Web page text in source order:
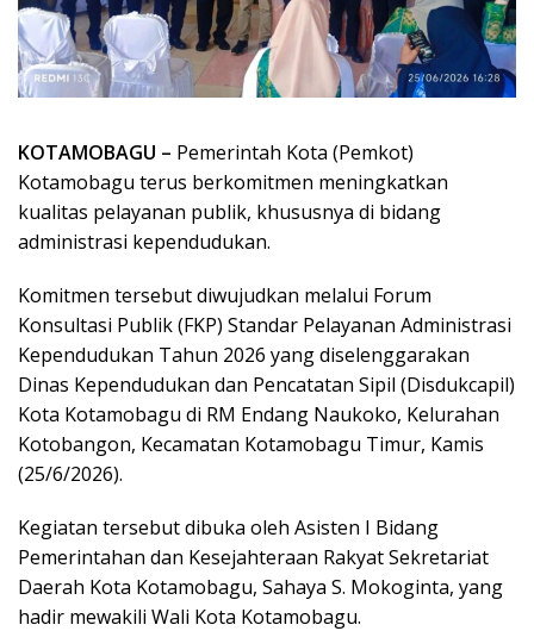
KOTAMOBAGU – Pemerintah Kota (Pemkot)
Kotamobagu terus berkomitmen meningkatkan
kualitas pelayanan publik, khususnya di bidang
administrasi kependudukan.
Komitmen tersebut diwujudkan melalui Forum
Konsultasi Publik (FKP) Standar Pelayanan Administrasi
Kependudukan Tahun 2026 yang diselenggarakan
Dinas Kependudukan dan Pencatatan Sipil (Disdukcapil)
Kota Kotamobagu di RM Endang Naukoko, Kelurahan
Kotobangon, Kecamatan Kotamobagu Timur, Kamis
(25/6/2026).
Kegiatan tersebut dibuka oleh Asisten I Bidang
Pemerintahan dan Kesejahteraan Rakyat Sekretariat
Daerah Kota Kotamobagu, Sahaya S. Mokoginta, yang
hadir mewakili Wali Kota Kotamobagu.